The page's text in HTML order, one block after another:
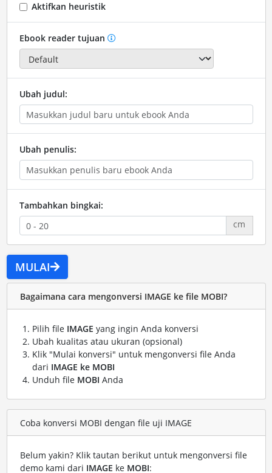
Aktifkan heuristik
Ebook reader tujuan
Ubah judul:
Ubah penulis:
Tambahkan bingkai:
cm
MULAI
Bagaimana cara mengonversi IMAGE ke file MOBI?
Pilih file IMAGE yang ingin Anda konversi
Ubah kualitas atau ukuran (opsional)
Klik "Mulai konversi" untuk mengonversi file Anda
dari IMAGE ke MOBI
Unduh file MOBI Anda
Coba konversi MOBI dengan file uji IMAGE
Belum yakin? Klik tautan berikut untuk mengonversi file
demo kami dari IMAGE ke MOBI: